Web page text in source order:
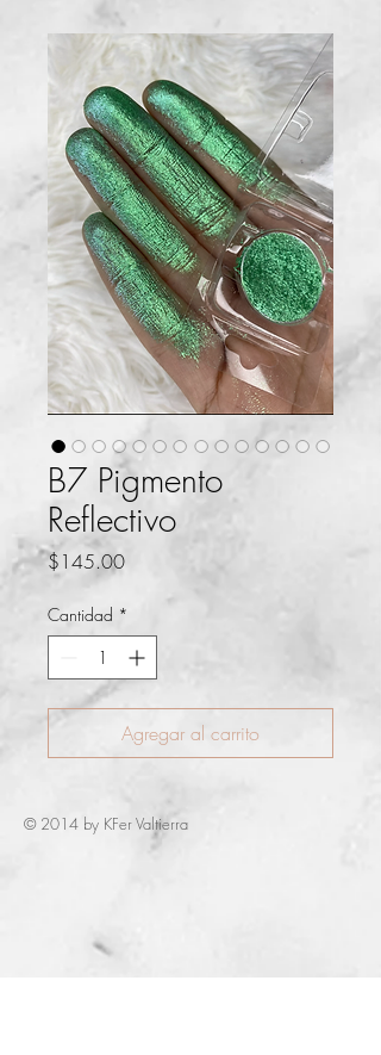
B7 Pigmento
Reflectivo
$145.00Precio
Cantidad *
Agregar al carrito
© 2014 by KFer Valtierra